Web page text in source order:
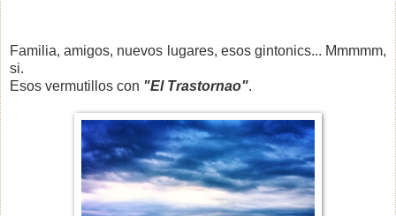
Familia, amigos, nuevos lugares, esos gintonics... Mmmmm,
si.
Esos vermutillos con "El Trastornao".